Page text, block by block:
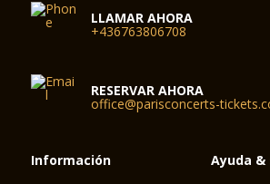
LLAMAR AHORA
+436763806708
RESERVAR AHORA
office@parisconcerts-
Información Ayuda &